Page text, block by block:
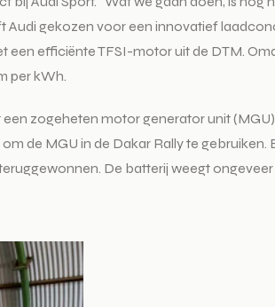
Audi gekozen voor een innovatief
efficiënte TFSI-motor uit de DTM.
per kWh.
zogeheten motor generator unit
de MGU in de Dakar Rally te
De batterij weegt